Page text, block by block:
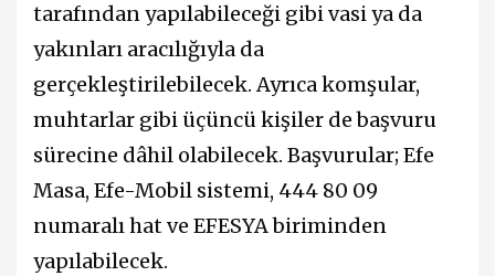
tarafından yapılabileceği gibi vasi ya da
yakınları aracılığıyla da
gerçekleştirilebilecek. Ayrıca komşular,
muhtarlar gibi üçüncü kişiler de başvuru
sürecine dâhil olabilecek. Başvurular; Efe
Masa, Efe-Mobil sistemi, 444 80 09
numaralı hat ve EFESYA biriminden
yapılabilecek.